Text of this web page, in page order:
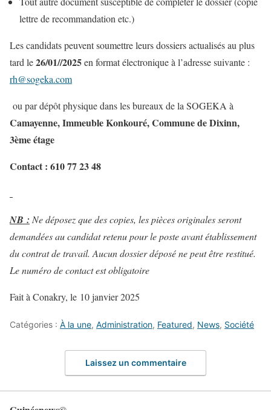
lettre de recommandation etc.)
Les candidats peuvent soumettre leurs dossiers actualisés au plus
tard le26/01//2025en format électronique à l’adresse suivante :
rh@sogeka.com
ou par dépôt physique dans les bureaux de la SOGEKA à
Camayenne, Immeuble Konkouré, Commune de Dixinn,
3ème étage
Contact : 610 77 23 48
NB : Ne déposez que des copies, les pièces originales seront
demandées au candidat retenu pour le poste avant établissement
du contrat de travail. Aucun dossier déposé ne peut être restitué.
Le numéro de contact est obligatoire
Fait à Conakry, le 10 janvier 2025
Catégories : À la une, Administration, Featured, News, Société
Laissez un commentaire